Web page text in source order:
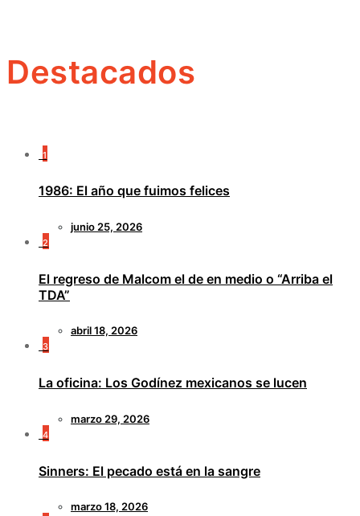
Destacados
1
1986: El año que fuimos felices
junio 25, 2026
2
El regreso de Malcom el de en medio o “Arriba el
TDA”
abril 18, 2026
3
La oficina: Los Godínez mexicanos se lucen
marzo 29, 2026
4
Sinners: El pecado está en la sangre
marzo 18, 2026